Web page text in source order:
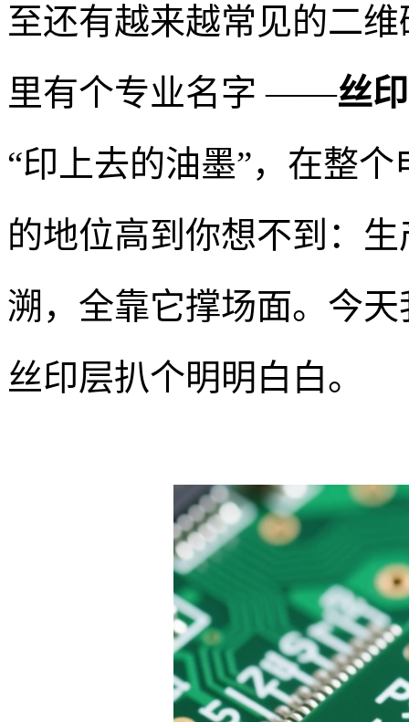
至还有越来越常见的二
里有个专业名字 ——丝
“印上去的油墨”，在整
的地位高到你想不到：
溯，全靠它撑场面。今
丝印层扒个明明白白。